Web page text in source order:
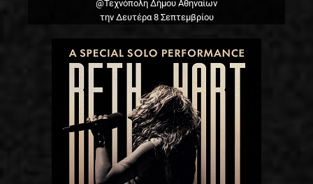
@Τεχνόπολη Δήμου Αθηναίων
την Δευτέρα 8 Σεπτεμβρίου